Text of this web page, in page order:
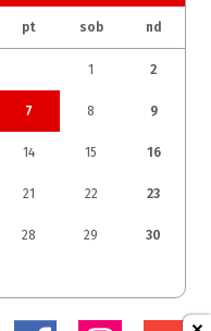
pt sob nd
1 2
7 8 9
14 15 16
21 22 23
28 29 30